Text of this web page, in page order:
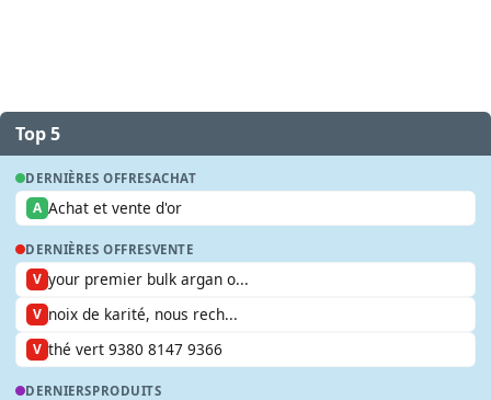
Top 5
DERNIÈRES OFFRESACHAT
A Achat et vente d'or
DERNIÈRES OFFRESVENTE
V your premier bulk argan o...
V noix de karité, nous rech...
V thé vert 9380 8147 9366
DERNIERSPRODUITS